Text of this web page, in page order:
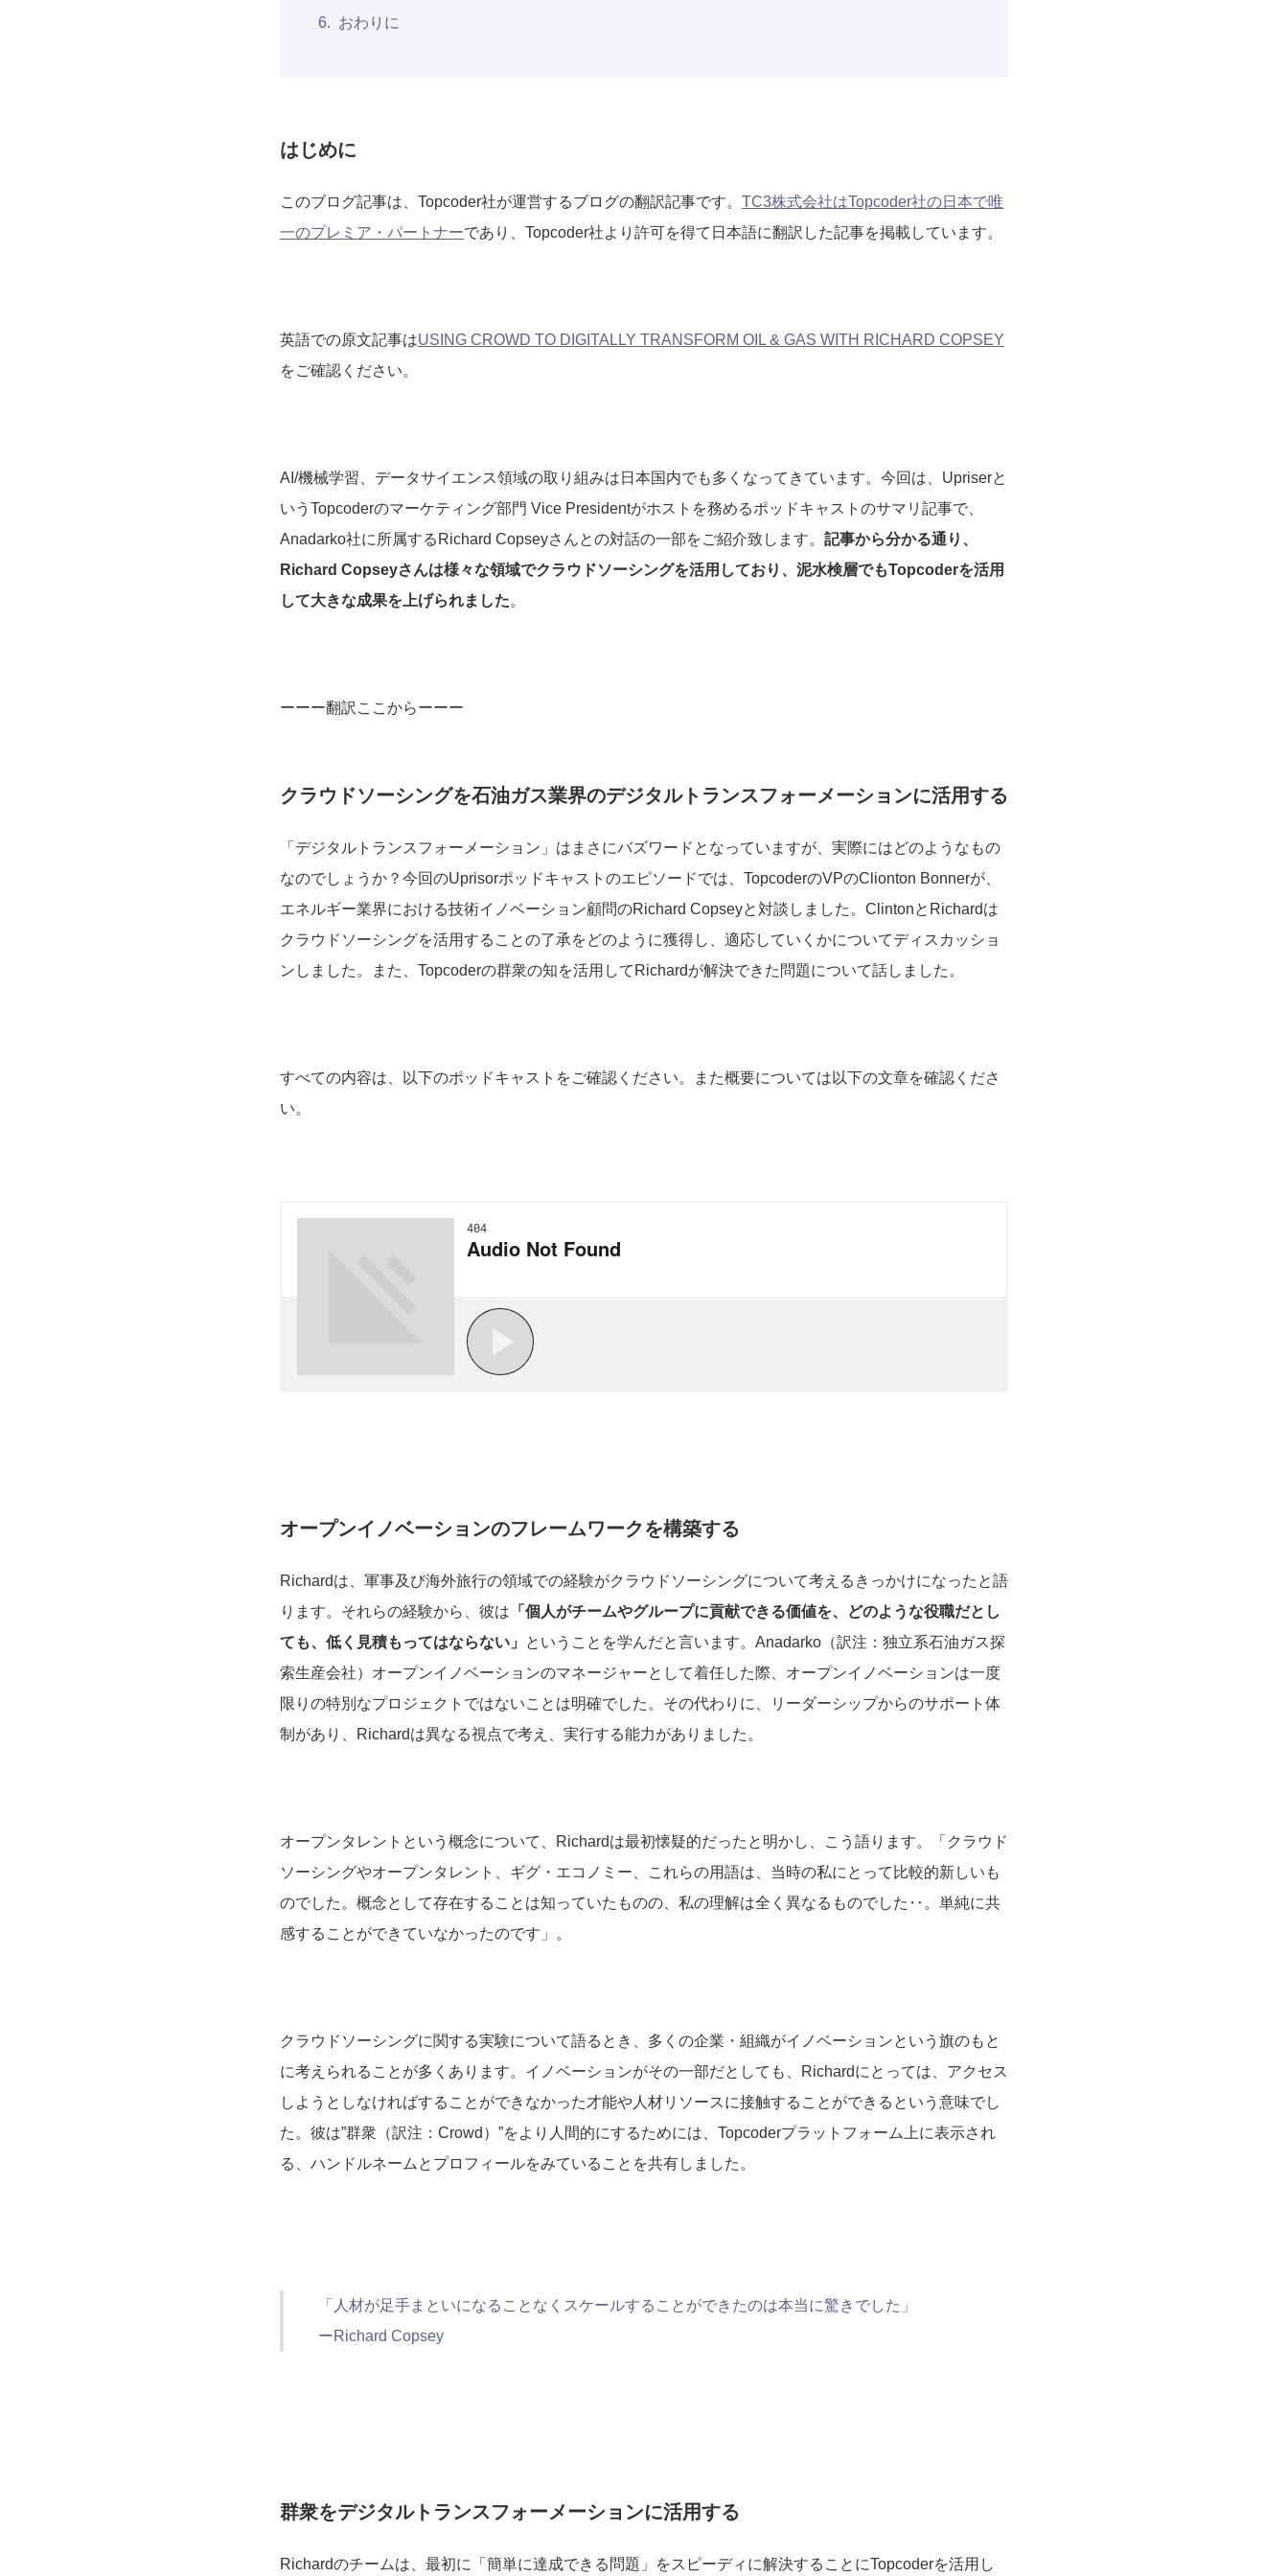
おわりに
はじめに
このブログ記事は、Topcoder社が運営するブログの翻訳記事です。 TC3株式会社はTopcoder社の日本で唯
一のプレミア・パートナーであり、Topcoder社より許可を得て日本語に翻訳した記事を掲載しています。
英語での原文記事はUSING CROWD TO DIGITALLY TRANSFORM OIL & GAS WITH RICHARD COPSEY
をご確認ください。
AI/機械学習、データサイエンス領域の取り組みは日本国内でも多くなってきています。今回は、Upriserと
いうTopcoderのマーケティング部門 Vice Presidentがホストを務めるポッドキャストのサマリ記事で、
Anadarko社に所属するRichard Copseyさんとの対話の一部をご紹介致します。 記事から分かる通り、
Richard Copseyさんは様々な領域でクラウドソーシングを活用しており、泥水検層でもTopcoderを活用
して大きな成果を上げられました。
ーーー翻訳ここからーーー
クラウドソーシングを石油ガス業界のデジタルトランスフォーメーションに活用する
「デジタルトランスフォーメーション」はまさにバズワードとなっていますが、実際にはどのようなもの
なのでしょうか？今回のUprisorポッドキャストのエピソードでは、TopcoderのVPのClionton Bonnerが、
エネルギー業界における技術イノベーション顧問のRichard Copseyと対談しました。ClintonとRichardは
クラウドソーシングを活用することの了承をどのように獲得し、適応していくかについてディスカッショ
ンしました。また、Topcoderの群衆の知を活用してRichardが解決できた問題について話しました。
すべての内容は、以下のポッドキャストをご確認ください。また概要については以下の文章を確認くださ
い。
オープンイノベーションのフレームワークを構築する
Richardは、軍事及び海外旅行の領域での経験がクラウドソーシングについて考えるきっかけになったと語
ります。それらの経験から、彼は 「個人がチームやグループに貢献できる価値を、どのような役職だとし
ても、低く見積もってはならない」
ということを学んだと言います。Anadarko（訳注：独立系石油ガス探
索生産会社）オープンイノベーションのマネージャーとして着任した際、オープンイノベーションは一度
限りの特別なプロジェクトではないことは明確でした。その代わりに、リーダーシップからのサポート体
制があり、Richardは異なる視点で考え、実行する能力がありました。
オープンタレントという概念について、Richardは最初懐疑的だったと明かし、こう語ります。「クラウド
ソーシングやオープンタレント、ギグ・エコノミー、これらの用語は、当時の私にとって比較的新しいも
のでした。概念として存在することは知っていたものの、私の理解は全く異なるものでした‥。単純に共
感することができていなかったのです」。
クラウドソーシングに関する実験について語るとき、多くの企業・組織がイノベーションという旗のもと
に考えられることが多くあります。イノベーションがその一部だとしても、Richardにとっては、アクセス
しようとしなければすることができなかった才能や人材リソースに接触することができるという意味でし
た。彼は”群衆（訳注：Crowd）”をより人間的にするためには、Topcoderプラットフォーム上に表示され
る、ハンドルネームとプロフィールをみていることを共有しました。
「人材が足手まといになることなくスケールすることができたのは本当に驚きでした」
ーRichard Copsey
群衆をデジタルトランスフォーメーションに活用する
Richardのチームは、最初に「簡単に達成できる問題」をスピーディに解決することにTopcoderを活用し